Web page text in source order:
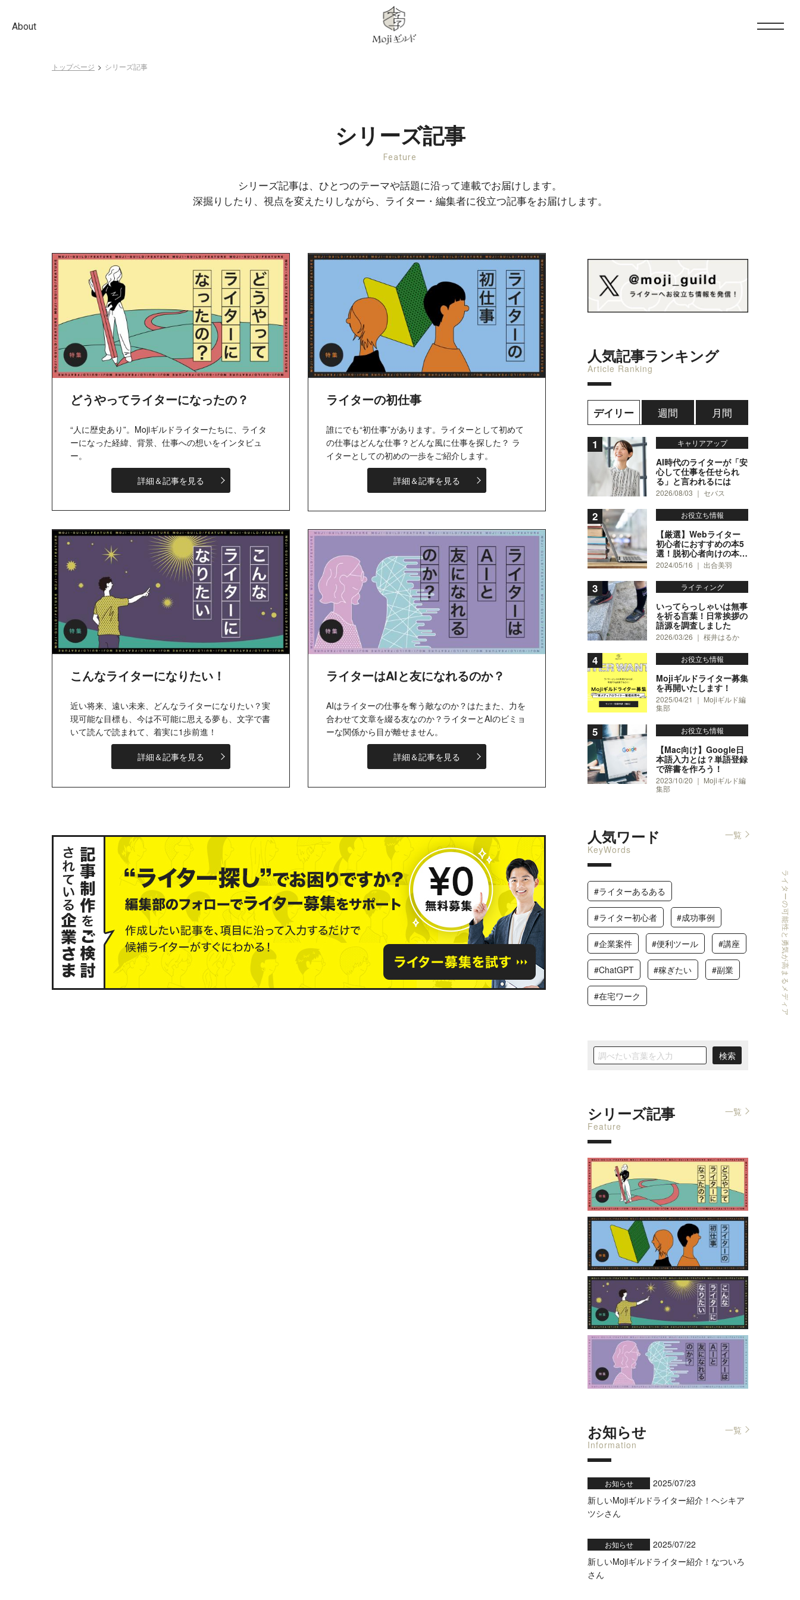
About
トップページ シリーズ記事
シリーズ記事
Feature
シリーズ記事は、ひとつのテーマや話題に沿って連載でお届けします。
深掘りしたり、視点を変えたりしながら、ライター・編集者に役立つ記事をお届けします。
どうやってライターになったの？
“人に歴史あり”。Mojiギルドライターたちに、ライタ
ーになった経緯、背景、仕事への想いをインタビュ
ー。
詳細＆記事を見る
ライターの初仕事
誰にでも“初仕事”があります。ライターとして初めて
の仕事はどんな仕事？どんな風に仕事を探した？ ラ
イターとしての初めの一歩をご紹介します。
詳細＆記事を見る
こんなライターになりたい！
近い将来、遠い未来、どんなライターになりたい？実
現可能な目標も、今は不可能に思える夢も、文字で書
いて読んで読まれて、着実に1歩前進！
詳細＆記事を見る
ライターはAIと友になれるのか？
AIはライターの仕事を奪う敵なのか？はたまた、力を
合わせて文章を綴る友なのか？ライターとAIのビミョ
ーな関係から目が離せません。
詳細＆記事を見る
人気記事ランキング
Article Ranking
デイリー 週間 月間
キャリアアップ
AI時代のライターが「安
心して仕事を任せられ
る」と言われるには
2026/08/03 ｜ セバス
お役立ち情報
【厳選】Webライター
初心者におすすめの本5
選！脱初心者向けの本も
4冊紹介
2024/05/16 ｜ 出合美羽
ライティング
いってらっしゃいは無事
を祈る言葉！日常挨拶の
語源を調査しました
2026/03/26 ｜ 桜井はるか
お役立ち情報
Mojiギルドライター募集
を再開いたします！
2025/04/21 ｜ Mojiギルド編
集部
お役立ち情報
【Mac向け】Google日
本語入力とは？単語登録
で辞書を作ろう！
2023/10/20 ｜ Mojiギルド編
集部
人気ワード
KeyWords
一覧
#ライターあるある
#ライター初心者 #成功事例
#企業案件 #便利ツール #講座
#ChatGPT #稼ぎたい #副業
#在宅ワーク
シリーズ記事
Feature
一覧
お知らせ
Information
一覧
お知らせ
2025/07/23
新しいMojiギルドライター紹介！ヘシキア
ツシさん
お知らせ
2025/07/22
新しいMojiギルドライター紹介！なついろ
さん
ライターの可能性と勇気が高まるメディア